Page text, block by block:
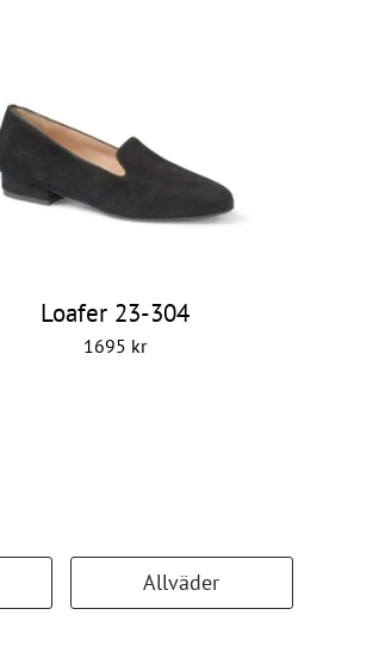
Loafer 23-304
1695 kr
Allväder